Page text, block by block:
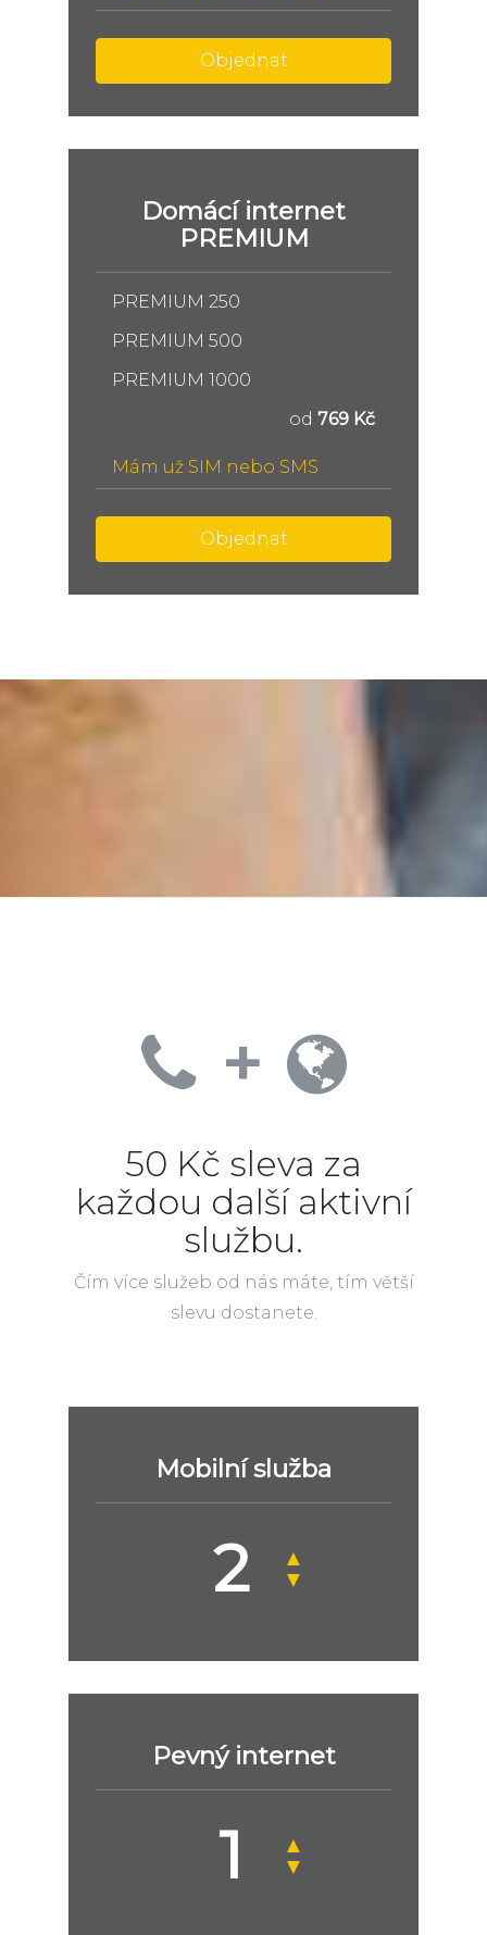
Objednat
Domácí internet
PREMIUM
PREMIUM 250
PREMIUM 500
PREMIUM 1000
od 769 Kč
Mám už SIM nebo SMS
Objednat
+
50 Kč sleva za
každou další aktivní
službu.
Čím více služeb od nás máte, tím větší
slevu dostanete.
Mobilní služba
▲
▼
Pevný internet
▲
▼